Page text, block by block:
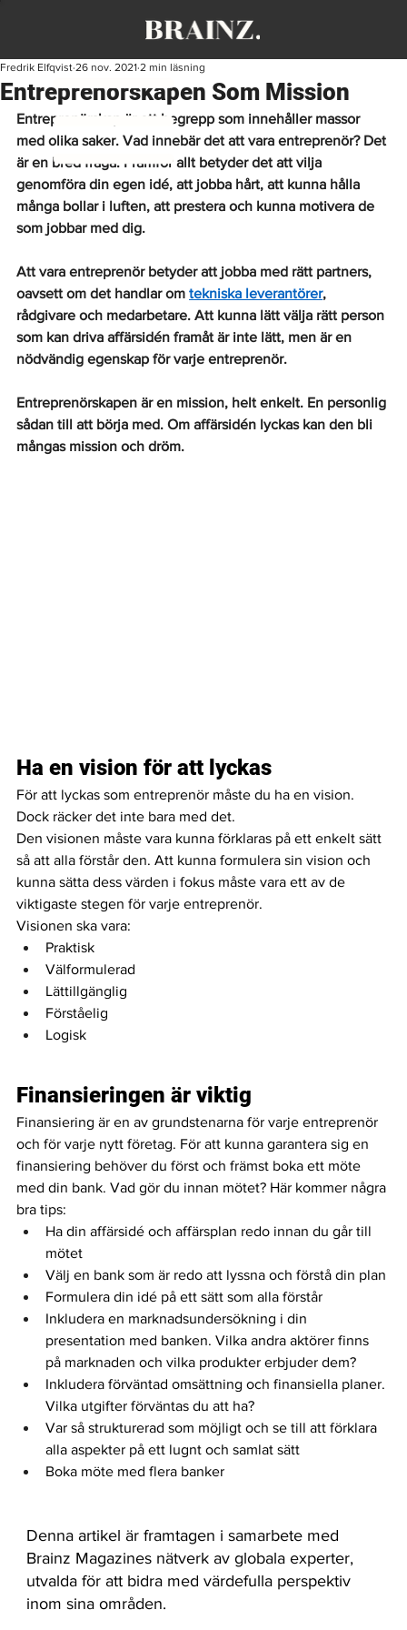
Entreprenörskapen Som Mission
Fredrik Elfqvist 26 nov. 2021 2 min läsning
Entreprenörskap är ett begrepp som innehåller massor
med olika saker. Vad innebär det att vara entreprenör? Det
är en bred fråga. Framför allt betyder det att vilja
genomföra din egen idé, att jobba hårt, att kunna hålla
många bollar i luften, att prestera och kunna motivera de
som jobbar med dig.
Att vara entreprenör betyder att jobba med rätt partners,
oavsett om det handlar om tekniska leverantörer,
rådgivare och medarbetare. Att kunna lätt välja rätt person
som kan driva affärsidén framåt är inte lätt, men är en
nödvändig egenskap för varje entreprenör.
Entreprenörskapen är en mission, helt enkelt. En personlig
sådan till att börja med. Om affärsidén lyckas kan den bli
mångas mission och dröm.
Ha en vision för att lyckas
För att lyckas som entreprenör måste du ha en vision.
Dock räcker det inte bara med det.
Den visionen måste vara kunna förklaras på ett enkelt sätt
så att alla förstår den. Att kunna formulera sin vision och
kunna sätta dess värden i fokus måste vara ett av de
viktigaste stegen för varje entreprenör.
Visionen ska vara:
Praktisk
Välformulerad
Lättillgänglig
Förståelig
Logisk
Finansieringen är viktig
Finansiering är en av grundstenarna för varje entreprenör
och för varje nytt företag. För att kunna garantera sig en
finansiering behöver du först och främst boka ett möte
med din bank. Vad gör du innan mötet? Här kommer några
bra tips:
Ha din affärsidé och affärsplan redo innan du går till
mötet
Välj en bank som är redo att lyssna och förstå din plan
Formulera din idé på ett sätt som alla förstår
Inkludera en marknadsundersökning i din
presentation med banken. Vilka andra aktörer finns
på marknaden och vilka produkter erbjuder dem?
Inkludera förväntad omsättning och finansiella planer.
Vilka utgifter förväntas du att ha?
Var så strukturerad som möjligt och se till att förklara
alla aspekter på ett lugnt och samlat sätt
Boka möte med flera banker
Denna artikel är framtagen i samarbete med
Brainz Magazines nätverk av globala experter,
utvalda för att bidra med värdefulla perspektiv
inom sina områden.